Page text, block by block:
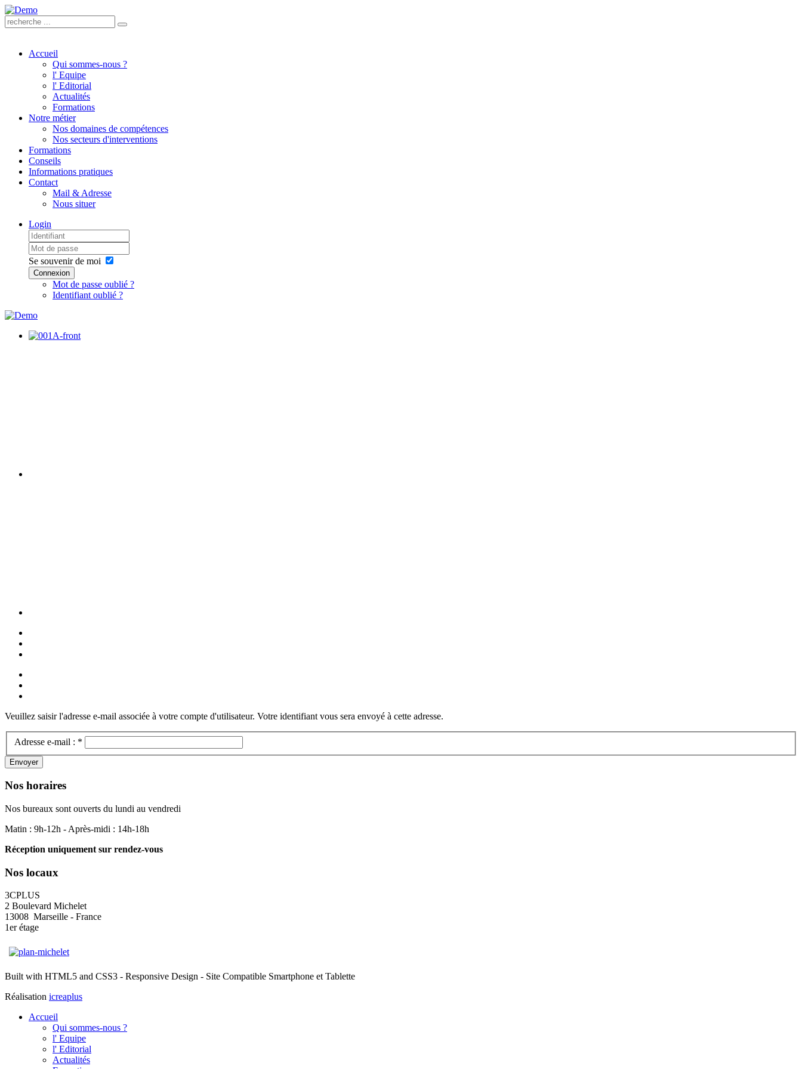
Accueil
Qui sommes-nous ?
l' Equipe
l' Editorial
Actualités
Formations
Notre métier
Nos domaines de compétences
Nos secteurs d'interventions
Formations
Conseils
Informations pratiques
Contact
Mail & Adresse
Nous situer
Login
Se souvenir de moi
Connexion
Mot de passe oublié ?
Identifiant oublié ?
Veuillez saisir l'adresse e-mail associée à votre compte d'utilisateur. Votre identifiant vous sera envoyé à cette adresse.
Adresse e-mail : *
Envoyer
Nos horaires
Nos bureaux sont ouverts du lundi au vendredi
Matin : 9h-12h - Après-midi : 14h-18h
Réception uniquement sur rendez-vous
Nos locaux
3CPLUS
2 Boulevard Michelet
13008 Marseille - France
1er étage
Built with HTML5 and CSS3 - Responsive Design - Site Compatible Smartphone et Tablette
Réalisation icreaplus
Accueil
Qui sommes-nous ?
l' Equipe
l' Editorial
Actualités